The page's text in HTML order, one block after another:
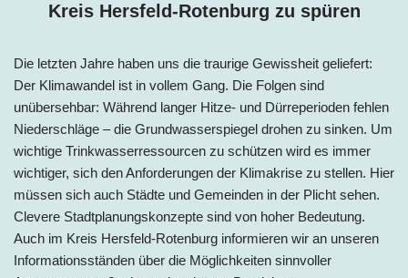
Kreis Hersfeld-Rotenburg zu spüren
Die letzten Jahre haben uns die traurige Gewissheit geliefert:
Der Klimawandel ist in vollem Gang. Die Folgen sind
unübersehbar: Während langer Hitze- und Dürreperioden fehlen
Niederschläge – die Grundwasserspiegel drohen zu sinken. Um
wichtige Trinkwasserressourcen zu schützen wird es immer
wichtiger, sich den Anforderungen der Klimakrise zu stellen. Hier
müssen sich auch Städte und Gemeinden in der Plicht sehen.
Clevere Stadtplanungskonzepte sind von hoher Bedeutung.
Auch im Kreis Hersfeld-Rotenburg informieren wir an unseren
Informationsständen über die Möglichkeiten sinnvoller